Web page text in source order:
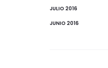
JULIO 2016
JUNIO 2016